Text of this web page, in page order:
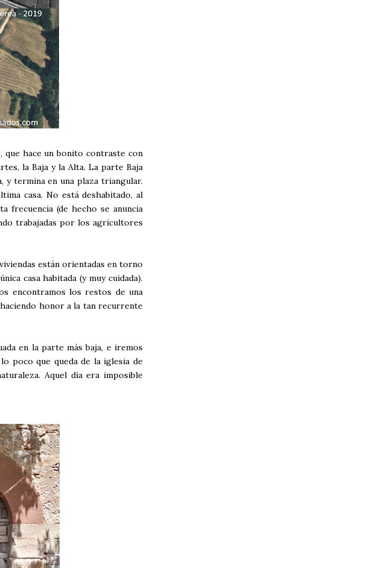
hace un bonito contraste con
la Baja y la Alta. La parte Baja
y termina en una plaza triangular.
casa. No está deshabitado, al
frecuencia (de hecho se anuncia
trabajadas por los agricultores
están orientadas en torno
casa habitada (y muy cuidada).
encontramos los restos de una
honor a la tan recurrente
en la parte más baja, e iremos
poco que queda de la iglesia de
Aquel día era imposible